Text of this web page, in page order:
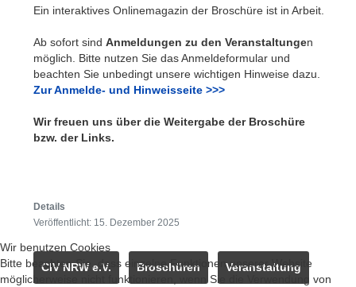
Ein interaktives Onlinemagazin der Broschüre ist in Arbeit.
Ab sofort sindAnmeldungen zu den Veranstaltungen
möglich. Bitte nutzen Sie das Anmeldeformular und
beachten Sie unbedingt unsere wichtigen Hinweise dazu.
Zur Anmelde- und Hinweisseite >>>
Wir freuen uns über die Weitergabe der Broschüre
bzw. der Links.
Details
Veröffentlicht: 15. Dezember 2025
CIV NRW e.V. Broschüren Veranstaltung
Wir benutzen Cookies
Bitte beachten Sie, dass einzelne Funktionen unserer Website
möglicherweise nicht funktionieren, wenn Sie die Verwendung von